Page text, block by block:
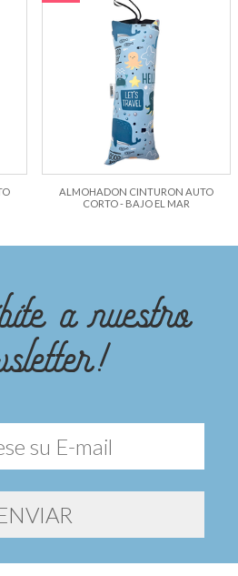
ALMOHADON CINTURON AUTO
CORTO - BAJO EL MAR
a nuestro